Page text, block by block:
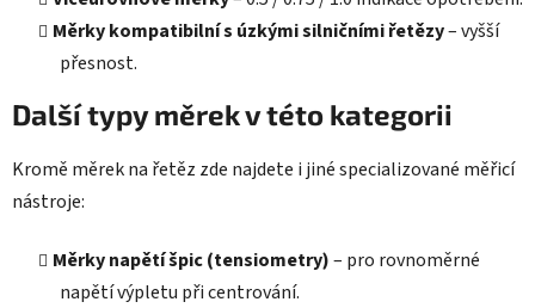
Měrky kompatibilní s úzkými silničními řetězy– vyšší
přesnost.
Další typy měrek v této kategorii
Kromě měrek na řetěz zde najdete i jiné specializované měřicí
nástroje:
Měrky napětí špic (tensiometry)– pro rovnoměrné
napětí výpletu při centrování.